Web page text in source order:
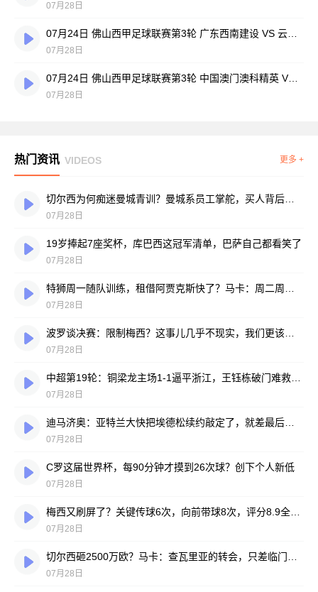
07月28日
07月28日
07月24日 佛山西甲足球联赛第3轮 中国澳门澳科精英 VS 藝品高國際 全场录像
07月28日
热门资讯 VIDEOS 更多 +
07月28日
19岁捧起7座奖杯，库巴西这冠军清单，巴萨自己都看笑了
07月28日
07月28日
07月28日
07月28日
07月28日
C罗这届世界杯，每90分钟才摸到26次球？创下个人新低
07月28日
07月28日
07月28日